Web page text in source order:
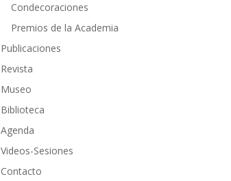
Condecoraciones
Premios de la Academia
Publicaciones
Revista
Museo
Biblioteca
Agenda
Videos-Sesiones
Contacto